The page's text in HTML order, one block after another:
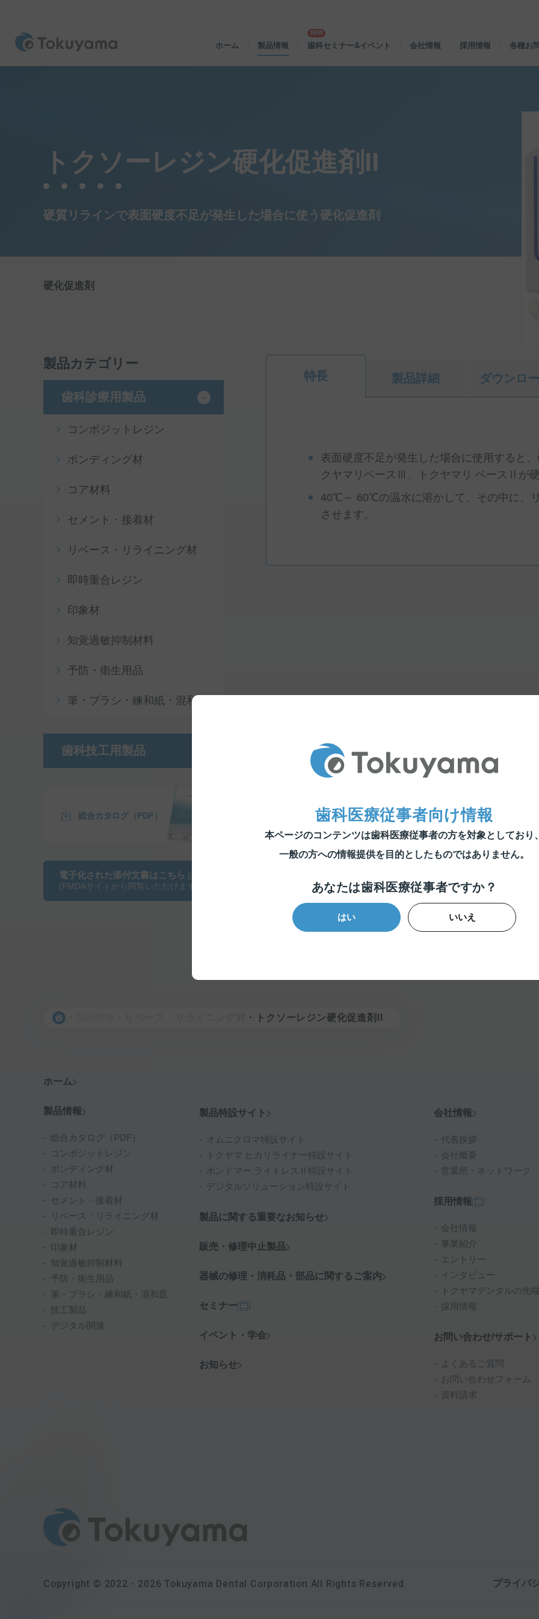
ホーム 製品情報 歯科セミナー&イベント 会社情報 採用情報 各種お
トクソーレジン硬化促進剤II
硬質リラインで表面硬度不足が発生した場合に使う硬化促進剤
硬化促進剤
製品カテゴリー
歯科診療用製品
コンポジットレジン
ボンディング材
コア材料
セメント・接着材
リベース・リライニング材
即時重合レジン
印象材
知覚過敏抑制材料
予防・衛生用品
筆・ブラシ・練和紙・混和皿
歯科技工用製品
総合カタログ（PDF）
電子化された添付文書はこちら
(PMDAサイトから閲覧いただけます)
特長 製品詳細 ダウンロ
表面硬度不足が発生した場合に使用すると
クヤマリベースⅢ、トクヤマリ ベースⅡが
40℃～ 60℃の温水に溶かして、その中に、
させます。
トクソーレジン硬化促進剤II
ホーム
製品情報
総合カタログ（PDF）
コンポジットレジン
ボンディング材
コア材料
セメント・接着材
リベース・リライニング材
即時重合レジン
印象材
知覚過敏抑制材料
予防・衛生用品
筆・ブラシ・練和紙・混和皿
技工製品
デジタル関連
製品特設サイト
オムニクロマ特設サイト
トクヤマ ヒカリライナー特設サイト
ボンドマー ライトレスⅡ特設サイト
デジタルソリューション特設サイト
製品に関する重要なお知らせ
販売・修理中止製品
器械の修理・消耗品・部品に関するご案内
セミナー
イベント・学会
お知らせ
会社情報
代表挨拶
会社概要
営業所・ネットワーク
採用情報
会社情報
事業紹介
エントリー
インタビュー
トクヤマデンタルの先
採用情報
お問い合わせ/サポート
よくあるご質問
お問い合わせフォーム
資料請求
Copyright © 2022 - 2026 Tokuyama Dental Corporation All Rights Reserved. プライバ
歯科医療従事者向け情報
本ページのコンテンツは歯科医療従事者の方を対象としており
一般の方への情報提供を目的としたものではありません。
あなたは歯科医療従事者ですか？
はい いいえ